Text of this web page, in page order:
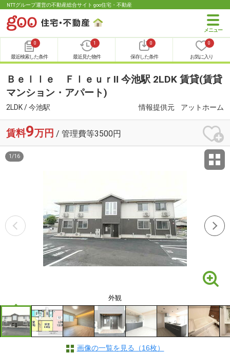
NTTグループ運営の不動産総合サイト goo住宅・不動産
0
最近検索した条件
1
最近見た物件
0
保存した条件
0
お気に入り
Ｂｅｌｌｅ ＦｌｅｕｒⅡ 今池駅 2LDK 賃貸(賃貸
マンション・アパート)
2LDK / 今池駅 情報提供元 アットホーム
賃料9万円 / 管理費等3500円
外観
1 /16
画像の一覧を見る（16枚）